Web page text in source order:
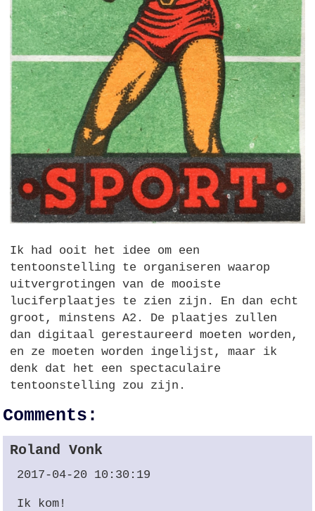
Ik had ooit het idee om een
tentoonstelling te organiseren waarop
uitvergrotingen van de mooiste
luciferplaatjes te zien zijn. En dan echt
groot, minstensA2.
De plaatjes zullen
dan digitaal gerestaureerd moeten worden,
en ze moeten worden ingelijst, maar ik
denk dat het een spectaculaire
tentoonstelling zou zijn.
Comments:
Roland Vonk
2017-04-20 10:30:19
Ik kom!